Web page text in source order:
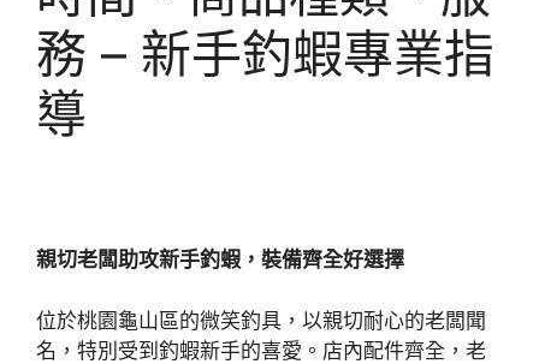
務 – 新手釣蝦專業指
導
親切老闆助攻新手釣蝦，裝備齊全好選擇
位於桃園龜山區的微笑釣具，以親切耐心的老闆聞
名，特別受到釣蝦新手的喜愛。店內配件齊全，老